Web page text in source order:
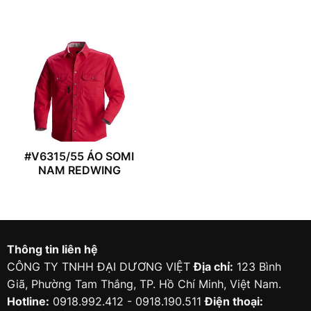
#V6315/55 ÁO SOMI
NAM REDWING
Thông tin liên hệ
CÔNG TY TNHH ĐẠI DƯƠNG VIỆTĐịa chỉ: 123 Bình
Giã, Phường Tam Thắng, TP. Hồ Chí Minh, Việt Nam.
Hotline: 0918.992.412 - 0918.190.511Điện thoại: